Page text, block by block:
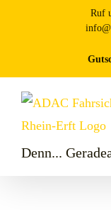
Ruf
Denn...